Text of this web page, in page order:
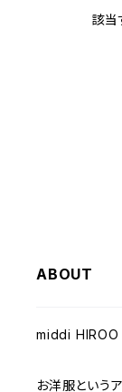
該当
ABOUT
middi HIROO
お洋服という